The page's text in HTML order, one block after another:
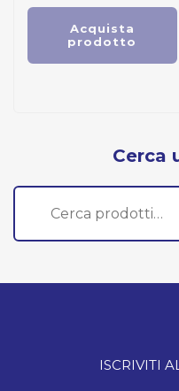
Acquista
prodotto
Cerca
Cerca:
ISCRIVITI